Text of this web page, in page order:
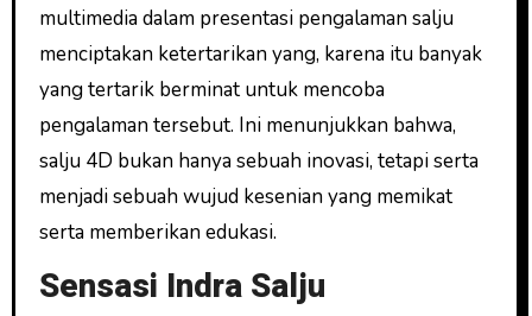
multimedia dalam presentasi pengalaman salju
menciptakan ketertarikan yang, karena itu banyak
yang tertarik berminat untuk mencoba
pengalaman tersebut. Ini menunjukkan bahwa,
salju 4D bukan hanya sebuah inovasi, tetapi serta
menjadi sebuah wujud kesenian yang memikat
serta memberikan edukasi.
Sensasi Indra Salju